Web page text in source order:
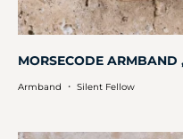
MORSECODE ARMBAND
Armband ・ Silent Fellow